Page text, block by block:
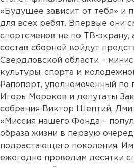
«Будущее зависит от тебя» и
для всех ребят. Впервые они
спортсменов не по ТВ-
состав сборной войдут
Свердловской области –
культуры, спорта и
Рапопорт, уполномоченный по
Игорь Мороков и депутаты
собрания Виктор Шептий,
«Миссия нашего Фонда –
образа жизни в первую
подрастающего поколения.
ежегодно проводим десятки